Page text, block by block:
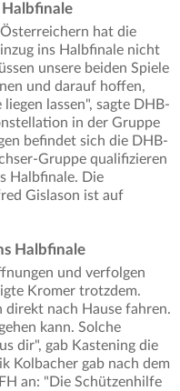
Halbfinale
hat die
ins Halbfinale nicht
unsere beiden Spiele
und darauf hoffen,
lassen", sagte DHB-
in der Gruppe
befindet sich die DHB-
Gruppe qualifizieren
Halbfinale. Die
Gislason ist auf
Halbfinale
und verfolgen
Kromer trotzdem.
direkt nach Hause fahren.
kann. Solche
dir", gab Kastening die
Kolbacher gab nach dem
an: "Die Schützenhilfe